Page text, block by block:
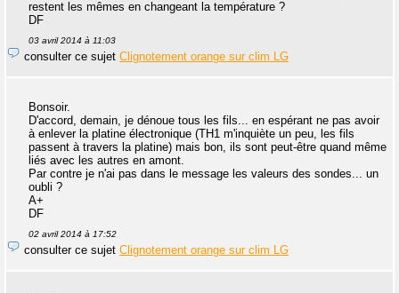
restent les mêmes en changeant la température ?
DF
03 avril 2014 à 11:03
consulter ce sujet Clignotement orange sur clim LG
Bonsoir.
D'accord, demain, je dénoue tous les fils... en espérant ne pas avoir
à enlever la platine électronique (TH1 m'inquiète un peu, les fils
passent à travers la platine) mais bon, ils sont peut-être quand même
liés avec les autres en amont.
Par contre je n'ai pas dans le message les valeurs des sondes... un
oubli ?
A+
DF
02 avril 2014 à 17:52
consulter ce sujet Clignotement orange sur clim LG